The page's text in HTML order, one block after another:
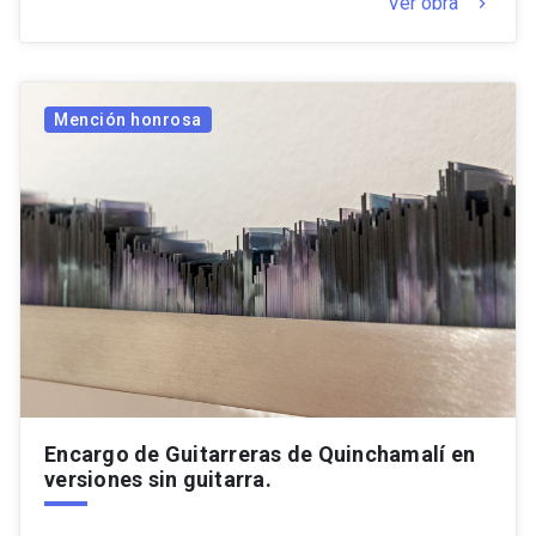
Mención honrosa
Encargo de Guitarreras de Quinchamalí en
versiones sin guitarra.